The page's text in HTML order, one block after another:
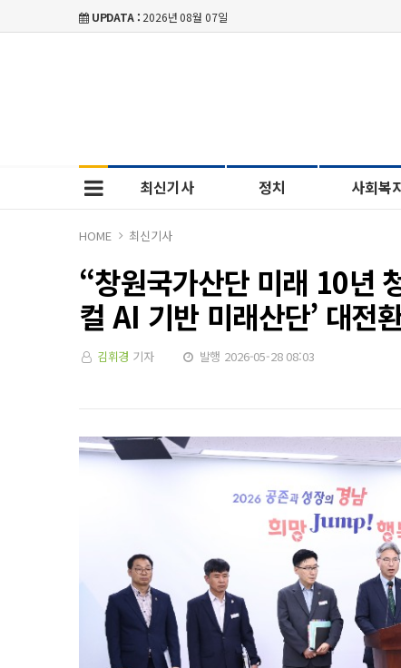
UPDATA : 2026년 08월 07일
최신기사 정치 사회복
HOME 최신기사
“창원국가산단 미래 10년
컬 AI 기반 미래산단’ 대전
김휘경 기자 발행 2026-05-28 08:03